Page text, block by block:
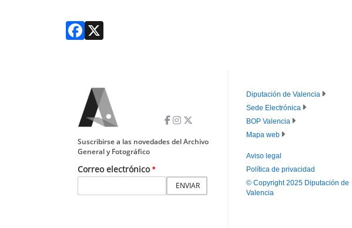
Facebook
Correo electrónico
Suscribirse a las novedades del Archivo
General y Fotográfico
PIE
PRINCIPAL
Diputación de Valencia
Sede Electrónica
BOP Valencia
Mapa web
PIE
SECUNDARIO
Aviso legal
Política de privacidad
© Copyright 2025 Diputación de
Valencia